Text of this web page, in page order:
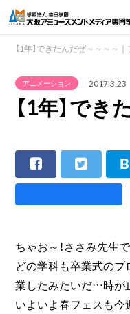
【1年】できたんだぜ～～～～
アニメーション 2017.3.23
【1年】で
ちゃお～！ささみ先生で
どの学科も卒業式の
業したみたいだ…時が
いよいよ春フェスも